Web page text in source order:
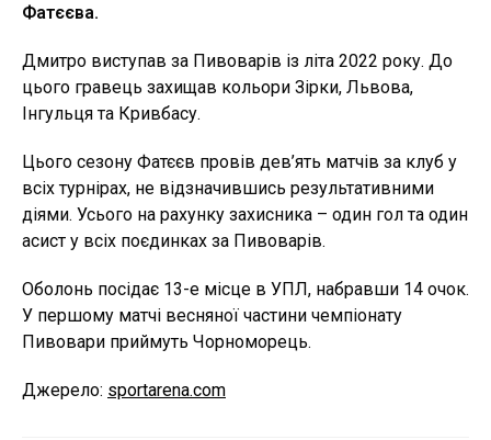
Фатєєва.
Дмитро виступав за Пивоварів із літа 2022 року. До
цього гравець захищав кольори Зірки, Львова,
Інгульця та Кривбасу.
Цього сезону Фатєєв провів дев’ять матчів за клуб у
всіх турнірах, не відзначившись результативними
діями. Усього на рахунку захисника – один гол та один
асист у всіх поєдинках за Пивоварів.
Оболонь посідає 13-е місце в УПЛ, набравши 14 очок.
У першому матчі весняної частини чемпіонату
Пивовари приймуть Чорноморець.
Джерело: sportarena.com